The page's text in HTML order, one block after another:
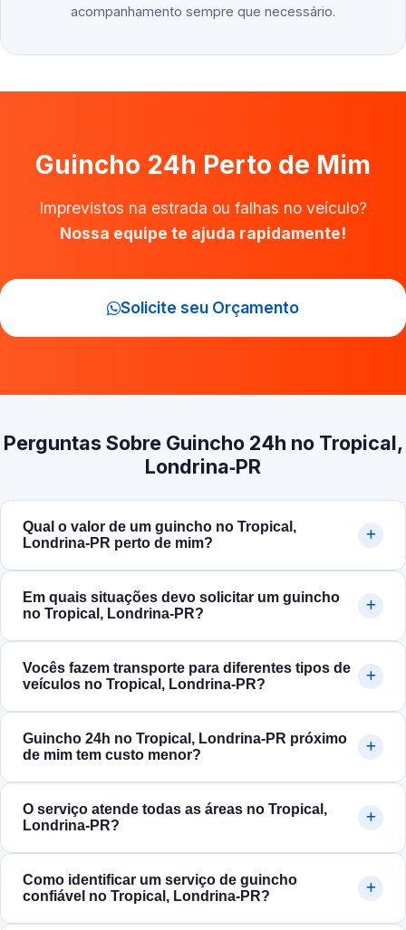
acompanhamento sempre que necessário.
Guincho 24h Perto de Mim
Imprevistos na estrada ou falhas no veículo?
Nossa equipe te ajuda rapidamente!
Solicite seu Orçamento
Perguntas Sobre Guincho 24h no Tropical,
Londrina‑PR
Qual o valor de um guincho no Tropical,
Londrina‑PR perto de mim?
Em quais situações devo solicitar um guincho
no Tropical, Londrina‑PR?
Vocês fazem transporte para diferentes tipos de
veículos no Tropical, Londrina‑PR?
Guincho 24h no Tropical, Londrina‑PR próximo
de mim tem custo menor?
O serviço atende todas as áreas no Tropical,
Londrina‑PR?
Como identificar um serviço de guincho
confiável no Tropical, Londrina‑PR?